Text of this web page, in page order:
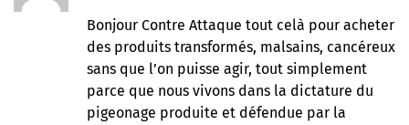
Bonjour Contre Attaque tout celà pour acheter
des produits transformés, malsains, cancéreux
sans que l’on puisse agir, tout simplement
parce que nous vivons dans la dictature du
pigeonage produite et défendue par la